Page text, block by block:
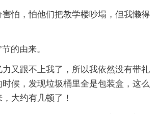
，怕他们把教学楼吵塌，但我懒得
的由来。
跟不上我了，所以我依然没有带礼
候，发现垃圾桶里全是包装盒，这么
大约有几顿了！